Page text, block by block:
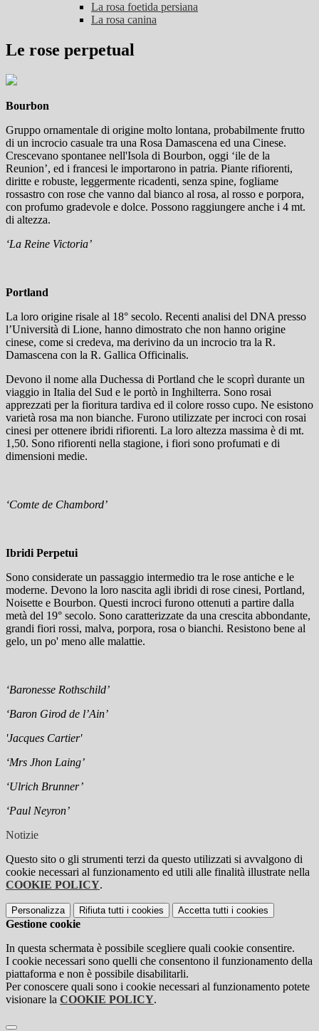
La rosa foetida persiana
La rosa canina
Le rose perpetual
Bourbon
Gruppo ornamentale di origine molto lontana, probabilmente frutto
di un incrocio casuale tra una Rosa Damascena ed una Cinese.
Crescevano spontanee nell'Isola di Bourbon, oggi ‘ile de la
Reunion’, ed i francesi le importarono in patria. Piante rifiorenti,
diritte e robuste, leggermente ricadenti, senza spine, fogliame
rossastro con rose che vanno dal bianco al rosa, al rosso e porpora,
con profumo gradevole e dolce. Possono raggiungere anche i 4 mt.
di altezza.
‘La Reine Victoria’
Portland
La loro origine risale al 18° secolo. Recenti analisi del DNA presso
l’Università di Lione, hanno dimostrato che non hanno origine
cinese, come si credeva, ma derivino da un incrocio tra la R.
Damascena con la R. Gallica Officinalis.
Devono il nome alla Duchessa di Portland che le scoprì durante un
viaggio in Italia del Sud e le portò in Inghilterra. Sono rosai
apprezzati per la fioritura tardiva ed il colore rosso cupo. Ne esistono
varietà rosa ma non bianche. Furono utilizzate per incroci con rosai
cinesi per ottenere ibridi rifiorenti. La loro altezza massima è di mt.
1,50. Sono rifiorenti nella stagione, i fiori sono profumati e di
dimensioni medie.
‘Comte de Chambord’
Ibridi Perpetui
Sono considerate un passaggio intermedio tra le rose antiche e le
moderne. Devono la loro nascita agli ibridi di rose cinesi, Portland,
Noisette e Bourbon. Questi incroci furono ottenuti a partire dalla
metà del 19° secolo. Sono caratterizzate da una crescita abbondante,
grandi fiori rossi, malva, porpora, rosa o bianchi. Resistono bene al
gelo, un po' meno alle malattie.
‘Baronesse Rothschild’
‘Baron Girod de l’Ain’
'Jacques Cartier'
‘Mrs Jhon Laing’
‘Ulrich Brunner’
‘Paul Neyron’
Notizie
Questo sito o gli strumenti terzi da questo utilizzati si avvalgono di
cookie necessari al funzionamento ed utili alle finalità illustrate nella
COOKIE POLICY.
Personalizza Rifiuta tutti i cookies Accetta tutti i cookies
Gestione cookie
In questa schermata è possibile scegliere quali cookie consentire.
I cookie necessari sono quelli che consentono il funzionamento della
piattaforma e non è possibile disabilitarli.
Per conoscere quali sono i cookie necessari al funzionamento potete
visionare la COOKIE POLICY.